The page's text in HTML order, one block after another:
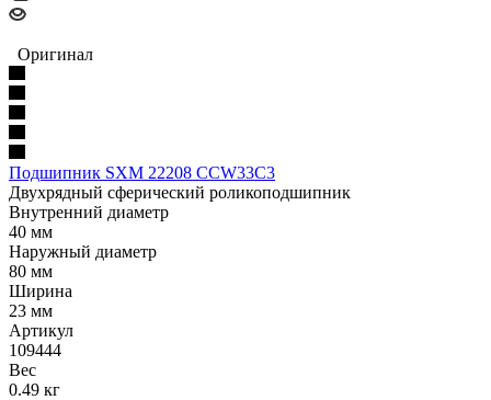
Оригинал
Подшипник SXM 22208 CCW33C3
Двухрядный сферический роликоподшипник
Внутренний диаметр
40 мм
Наружный диаметр
80 мм
Ширина
23 мм
Артикул
109444
Вес
0.49 кг